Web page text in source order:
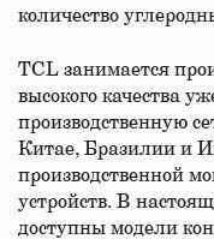
количество
TCL занимается
высокого качества
производственную
Китае, Бразилии и
производственной
устройств. В
доступны модели